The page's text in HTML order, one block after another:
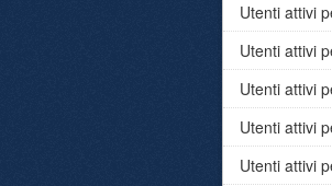
Utenti attivi
Utenti attivi
Utenti attivi
Utenti attivi
Utenti attivi